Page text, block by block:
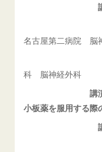
講師：荒
日本赤十
名古屋第二病院 脳
名古屋大
科 脳神経外科
講
小板薬を服用する際
講師：水
日本赤十